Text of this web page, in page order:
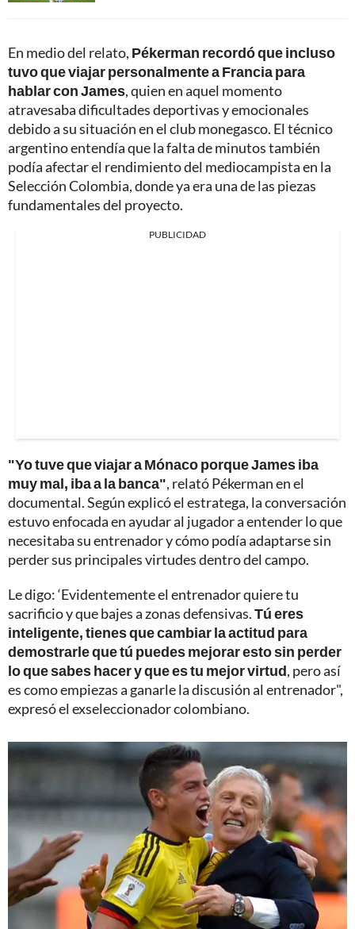
En medio del relato, Pékerman recordó que incluso
tuvo que viajar personalmente a Francia para
hablar con James, quien en aquel momento
atravesaba dificultades deportivas y emocionales
debido a su situación en el club monegasco. El técnico
argentino entendía que la falta de minutos también
podía afectar el rendimiento del mediocampista en la
Selección Colombia, donde ya era una de las piezas
fundamentales del proyecto.
PUBLICIDAD
"Yo tuve que viajar a Mónaco porque James iba
muy mal, iba a la banca", relató Pékerman en el
documental. Según explicó el estratega, la conversación
estuvo enfocada en ayudar al jugador a entender lo que
necesitaba su entrenador y cómo podía adaptarse sin
perder sus principales virtudes dentro del campo.
Le digo: ‘Evidentemente el entrenador quiere tu
sacrificio y que bajes a zonas defensivas.Tú eres
inteligente, tienes que cambiar la actitud para
demostrarle que tú puedes mejorar esto sin perder
lo que sabes hacer y que es tu mejor virtud, pero así
es como empiezas a ganarle la discusión al entrenador",
expresó el exseleccionador colombiano.